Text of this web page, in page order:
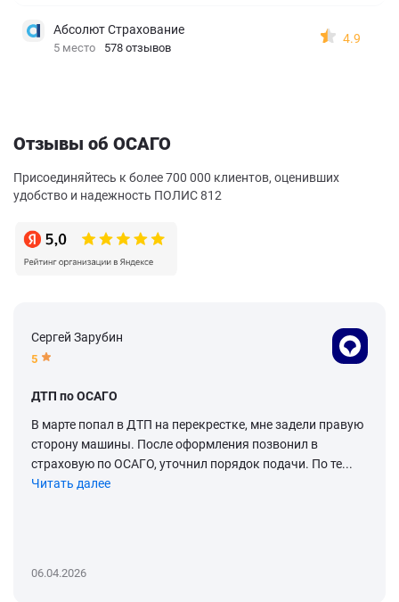
Абсолют Страхование
5 место 578 отзывов
4.9
Отзывы об ОСАГО
Присоединяйтесь к более 700 000 клиентов, оценивших
удобство и надежность ПОЛИС 812
Сергей Зарубин
5
ДТП по ОСАГО
В марте попал в ДТП на перекрестке, мне задели правую
сторону машины. После оформления позвонил в
страховую по ОСАГО, уточнил порядок подачи. По те...
Читать далее
06.04.2026